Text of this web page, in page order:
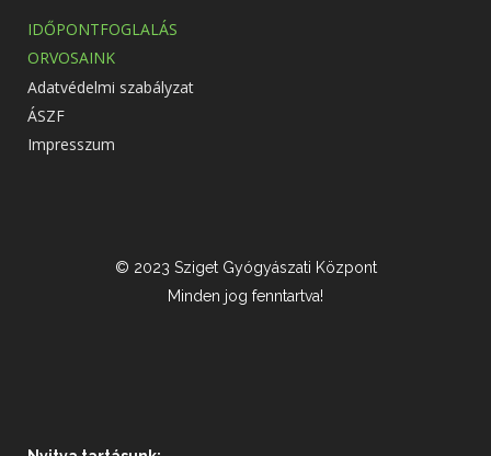
IDŐPONTFOGLALÁS
ORVOSAINK
Adatvédelmi szabályzat
ÁSZF
Impresszum
© 2023 Sziget Gyógyászati Központ
Minden jog fenntartva!